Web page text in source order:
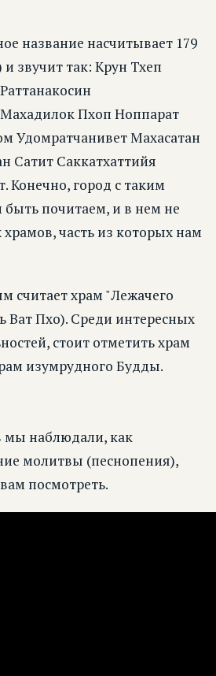
название насчитывает 179
звучит так: Крун Тхеп
Пхоп Ноппарат
Удомратчанивет Махасатан
Сатит Саккатхаттийя
Конечно, город с таким
почитаем, и в нем не
часть из которых нам
считает храм "Лежачего
Ват Пхо). Среди интересных
стоит отметить храм
изумрудного Будды.
мы наблюдали, как
молитвы (песнопения),
посмотреть.